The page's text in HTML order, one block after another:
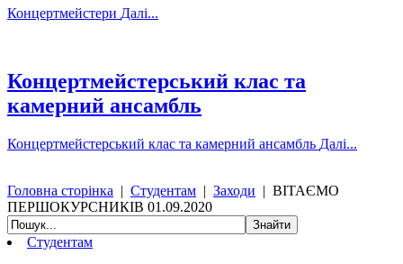
Концертмейстери Далі...
Концертмейстерський клас та
камерний ансамбль
Концертмейстерський клас та камерний ансамбль Далі...
Головна сторінка | Студентам | Заходи | ВІТАЄМО
ПЕРШОКУРСНИКІВ 01.09.2020
Студентам